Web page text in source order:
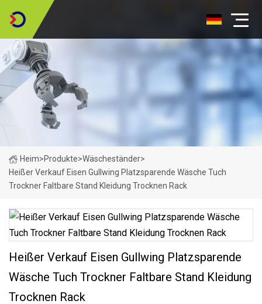
Heim>Produkte>Wäscheständer>
Heißer Verkauf Eisen Gullwing Platzsparende Wäsche Tuch
Trockner Faltbare Stand Kleidung Trocknen Rack
Heißer Verkauf Eisen Gullwing Platzsparende
Wäsche Tuch Trockner Faltbare Stand Kleidung
Trocknen Rack